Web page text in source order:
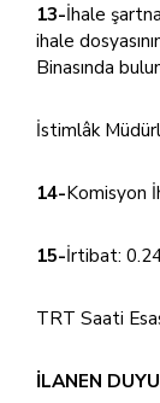
13-İhale
ihale
Binasında
İstimlâk
14-Komisyon
15-İrtibat:
TRT Saati
İLANEN